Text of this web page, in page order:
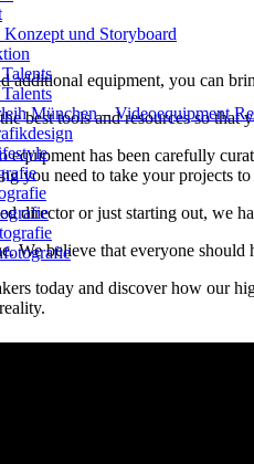
und Storyboard
München – Videoequipment
additional equipment, you can
best tools and resources so
has been carefully
you need to take your projects
director or just starting out, we
We believe that everyone
today and discover how our